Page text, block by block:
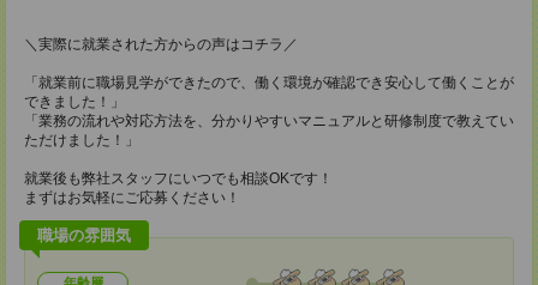
＼実際に就業された方からの声はコチラ／
「就業前に職場見学ができたので、働く環境が確認でき安心して働くことが
できました！」
「業務の流れや対応方法を、分かりやすいマニュアルと研修制度で教えてい
ただけました！」
就業後も弊社スタッフにいつでも相談OKです！
まずはお気軽にご応募ください！
職場の雰囲気